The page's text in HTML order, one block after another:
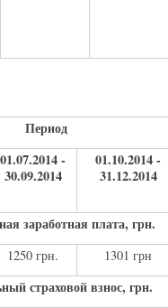
Период
01.07.2014 -
30.09.2014
01.10.2014 -
31.12.2014
заработная плата, грн.
1250 грн. 1301 грн
страховой взнос, грн.